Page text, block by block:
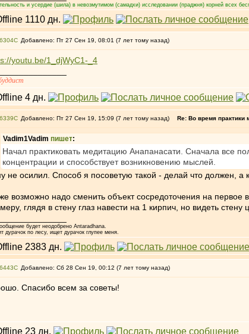
и усердие (шила) в невозмутимом (самадхи) исследовании (праджня) корней всех
Добавлено: Пт 27 Сен 19, 08:01 (7 лет тому назад)
youtu.be/1_djWyC1-_4
Добавлено: Пт 27 Сен 19, 15:09 (7 лет тому назад) Re: Во время практики
Vadim1Vadim пишет:
Начал практиковать медитацию Анапанасати. Сначала все
концентрации и способствует возникновению мыслей.
не осилил. Способ я посоветую такой - делай что должен, а
возможно надо сменить объект сосредоточения на
глядя в стену глаз навести на 1 кирпич, но видеть
будет неодобрено Antaradhana.
дурачок по лесу, ищет дурачок глупее меня.
Добавлено: Сб 28 Сен 19, 00:12 (7 лет тому назад)
Спасибо всем за советы!